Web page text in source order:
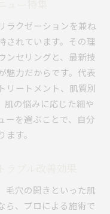
ラクゼーションを兼ね
されています。その理
ンセリングと、最新技
魅力だからです。代表
リートメント、肌質別
肌の悩みに応じた細や
ーを選ぶことで、自分
す。
毛穴の開きといった肌
ら、プロによる施術で